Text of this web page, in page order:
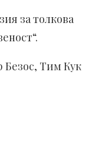
за толкова
Безос, Тим Кук